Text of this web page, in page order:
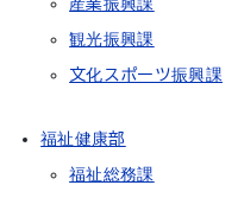
産業振興課
観光振興課
文化スポーツ振興課
福祉健康部
福祉総務課